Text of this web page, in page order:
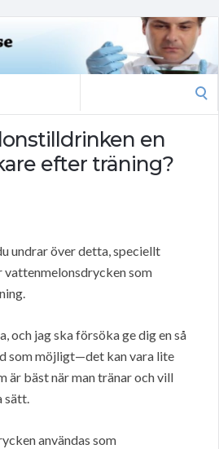
en
efter träning?
undrar över detta, speciellt
som
och jag ska försöka ge dig en så
som möjligt—det kan vara lite
är bäst när man tränar och vill
sätt.
användas som